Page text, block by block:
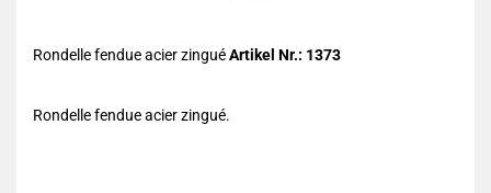
Rondelle fendue acier zinguéArtikel Nr.: 1373
Rondelle fendue acier zingué.